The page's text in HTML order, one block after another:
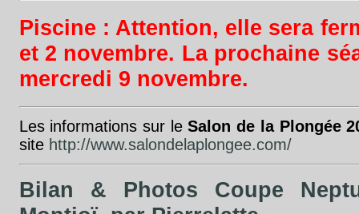
Piscine : Attention, elle sera
et 2 novembre. La prochaine
mercredi 9 novembre.
Les informations sur leSalon de la Plongée
site http://www.salondelaplongee.com/
Bilan & Photos Coupe